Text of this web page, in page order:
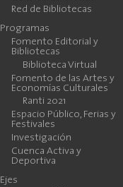
Red de Bibliotecas
Programas
Fomento Editorial y
Bibliotecas
Biblioteca Virtual
Fomento de las Artes y
Economías Culturales
Ranti 2021
Espacio Público, Ferias y
Festivales
Investigación
Cuenca Activa y
Deportiva
Ejes